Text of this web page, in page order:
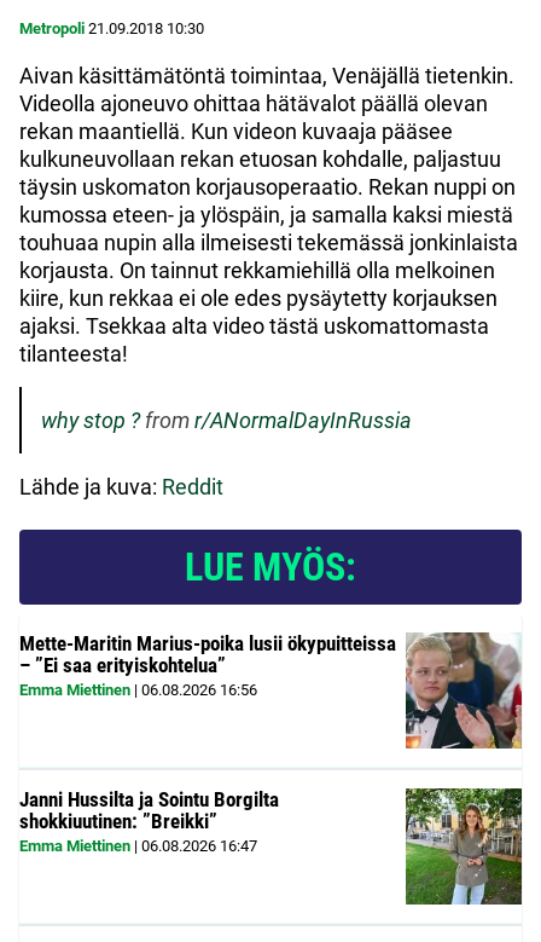
Metropoli 21.09.2018 10:30
Aivan käsittämätöntä toimintaa, Venäjällä tietenkin.
Videolla ajoneuvo ohittaa hätävalot päällä olevan
rekan maantiellä. Kun videon kuvaaja pääsee
kulkuneuvollaan rekan etuosan kohdalle, paljastuu
täysin uskomaton korjausoperaatio. Rekan nuppi on
kumossa eteen- ja ylöspäin, ja samalla kaksi miestä
touhuaa nupin alla ilmeisesti tekemässä jonkinlaista
korjausta. On tainnut rekkamiehillä olla melkoinen
kiire, kun rekkaa ei ole edes pysäytetty korjauksen
ajaksi. Tsekkaa alta video tästä uskomattomasta
tilanteesta!
why stop ?fromr/ANormalDayInRussia
Lähde ja kuva: Reddit
LUE MYÖS:
Mette-Maritin Marius-poika lusii ökypuitteissa
– ”Ei saa erityiskohtelua”
Emma Miettinen | 06.08.2026 16:56
Janni Hussilta ja Sointu Borgilta
shokkiuutinen: ”Breikki”
Emma Miettinen | 06.08.2026 16:47